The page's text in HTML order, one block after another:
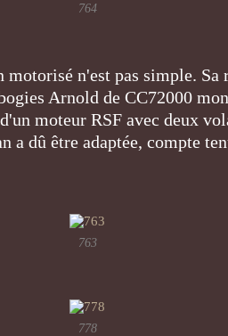
764
n'est pas simple. Sa
Arnold de CC72000
moteur RSF avec deux
a dû être adaptée, compte
763
778